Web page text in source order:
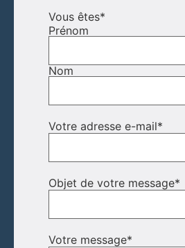
Vous êtes*
Prénom
Nom
Votre adresse e-mail*
Objet de votre message*
Votre message*